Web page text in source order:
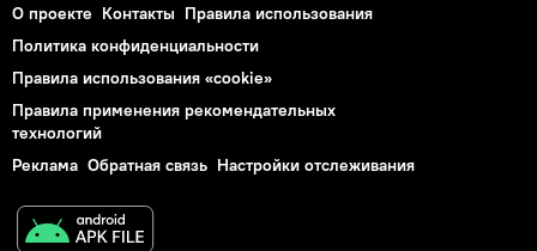
О проекте Контакты Правила использования
Политика конфиденциальности
Правила использования «cookie»
Правила применения рекомендательных
технологий
Реклама Обратная связь Настройки отслеживания